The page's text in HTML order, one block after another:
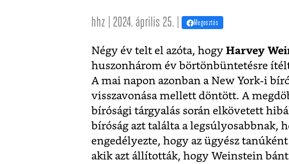
hhz | 2024. április 25. | Megosztás
Négy év telt el azóta, hogy Harvey
huszonhárom év börtönbüntetésre
A mai napon azonban a New York-i
visszavonása mellett döntött. A
bírósági tárgyalás során elkövetett
bíróság azt találta a legsúlyosabbnak,
engedélyezte, hogy az ügyész
akik azt állították, hogy Weinstein